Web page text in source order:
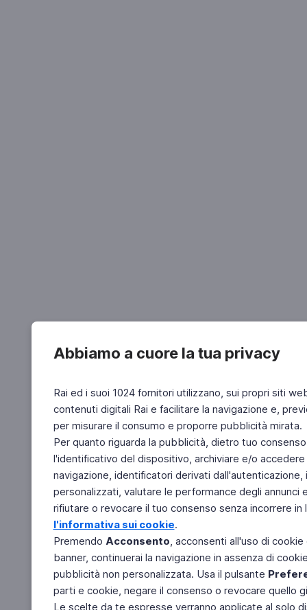
Abbiamo a cuore la tua privacy
Rai ed i suoi 1024 fornitori utilizzano, sui propri siti
contenuti digitali Rai e facilitare la navigazione e,
per misurare il consumo e proporre pubblicità mirata.
Per quanto riguarda la pubblicità, dietro tuo
l'identificativo del dispositivo, archiviare e/o
navigazione, identificatori derivati
personalizzati, valutare le performance degli
rifiutare o revocare il tuo consenso senza incorrere
l'informativa sui cookie.
Premendo Acconsento, acconsenti all'uso di
banner, continuerai la navigazione in assenza di
pubblicità non personalizzata. Usa il pulsante
parti e cookie, negare il consenso o revocare quello
Le scelte da te espresse verranno applicate al solo